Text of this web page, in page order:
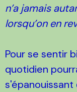
n’a jamais
lorsqu’on en
Pour se sentir
quotidien
s'épanouissant